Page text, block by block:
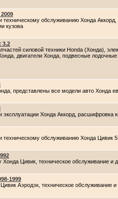
техническому обслуживанию Хонда
кузова
3.2
силовой техники Honda (Хонда),
двигатели Хонда, подвесные
представлены все модели авто Хонда
эксплуатации Хонда Аккорд,
техническому обслуживанию Хонда Цивик
Хонда Цивик, техническое обслуживание
1999
Аэродэк, техническое обслуживание